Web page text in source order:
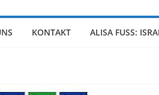
KONTAKT ALISA FUSS: